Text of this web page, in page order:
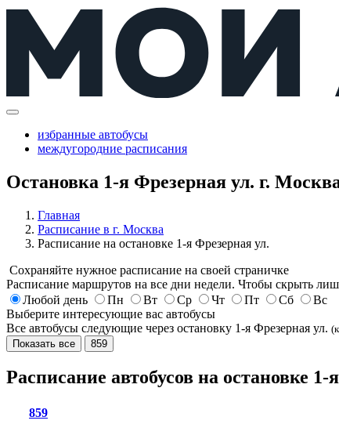
избранные автобусы
междугородние расписания
Остановка 1-я Фрезерная ул. г.
Главная
Расписание в г. Москва
Расписание на остановке 1-я Фрезерная ул.
Сохраняйте нужное расписание на своей страничке
Расписание маршрутов на все дни недели. Чтобы скрыть
Любой день
Пн Вт Ср Чт Пт Сб
Вс
Выберите интересующие вас автобусы
Все автобусы следующие через остановку 1-я Фрезерная ул.
Показать все
859
Расписание автобусов на остановке 1-
859